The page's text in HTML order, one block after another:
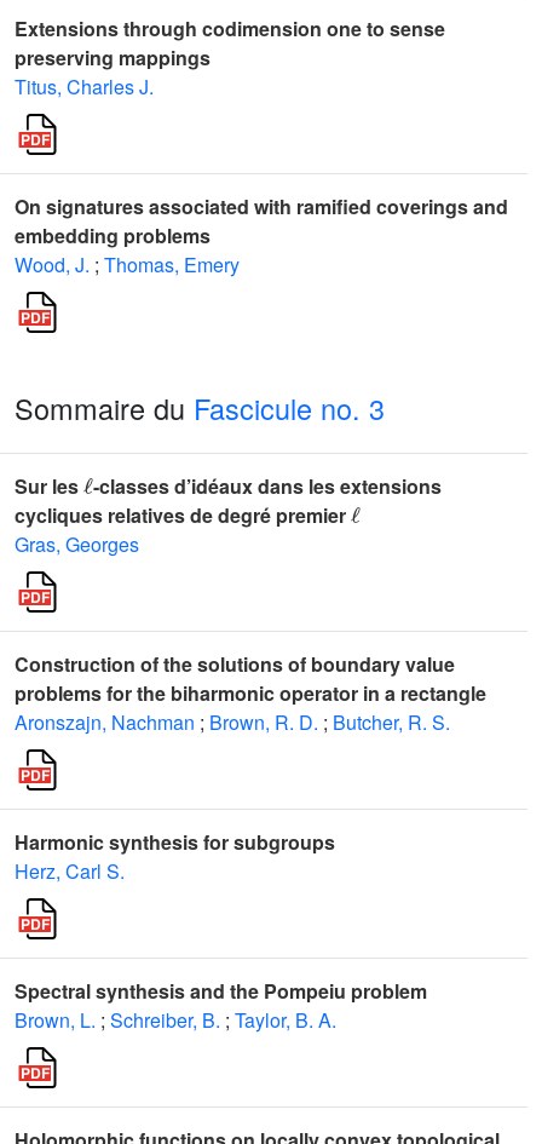
Extensions through codimension one to sense
preserving mappings
Titus, Charles J.
On signatures associated with ramified coverings and
embedding problems
Wood, J. ; Thomas, Emery
Sommaire du Fascicule no. 3
Sur les -classes d’idéaux dans les extensions
cycliques relatives de degré premier
ℓ
Gras, Georges
Construction of the solutions of boundary value
problems for the biharmonic operator in a rectangle
Aronszajn, Nachman ; Brown, R. D. ; Butcher, R. S.
Harmonic synthesis for subgroups
Herz, Carl S.
Spectral synthesis and the Pompeiu problem
Brown, L. ; Schreiber, B. ; Taylor, B. A.